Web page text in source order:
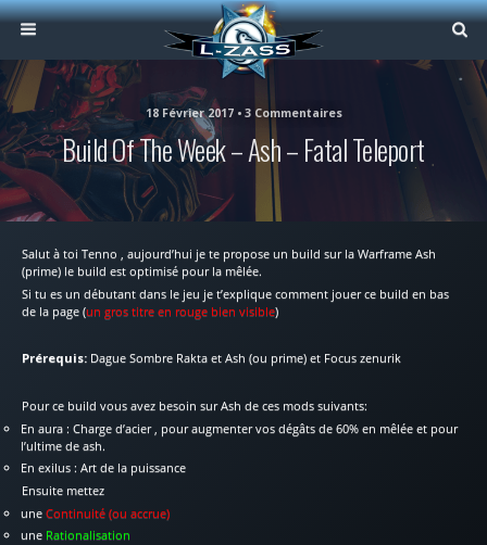
18 Février 2017 • 3 Commentaires
Build Of The Week – Ash – Fatal Teleport
Salut à toi Tenno , aujourd’hui je te propose un build sur la Warframe Ash
(prime) le build est optimisé pour la mêlée.
Si tu es un débutant dans le jeu je t’explique comment jouer ce build en bas
de la page (un gros titre en rouge bien visible)
Prérequis: Dague Sombre Rakta et Ash (ou prime) et Focus zenurik
Pour ce build vous avez besoin sur Ash de ces mods suivants:
En aura : Charge d’acier , pour augmenter vos dégâts de 60% en mêlée et pour
l’ultime de ash.
En exilus : Art de la puissance
Ensuite mettez
uneContinuité (ou accrue)
une Rationalisation